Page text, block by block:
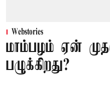
Webstories
மாம்பழம் ஏன்
பழுக்கிறது?